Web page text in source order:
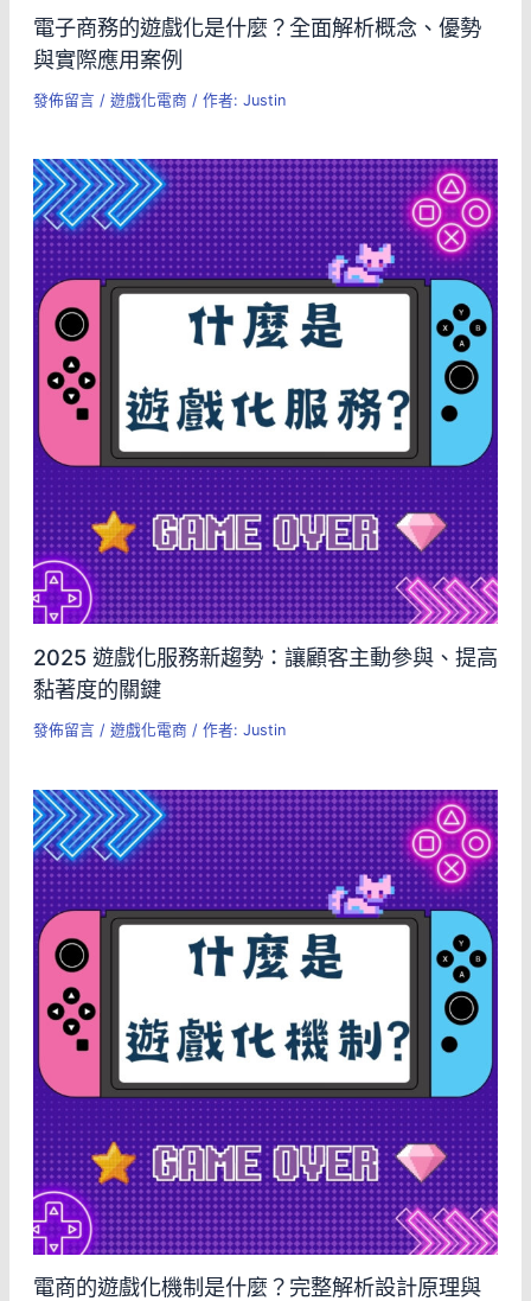
電子商務的遊戲化是什麼？全面解析概念、優勢
與實際應用案例
發佈留言 / 遊戲化電商 / 作者: Justin
2025 遊戲化服務新趨勢：讓顧客主動參與、提高
黏著度的關鍵
發佈留言 / 遊戲化電商 / 作者: Justin
電商的遊戲化機制是什麼？完整解析設計原理與